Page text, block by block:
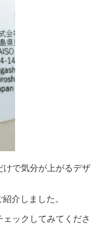
で気分が上がるデザ
介しました。
ックしてみてくださ